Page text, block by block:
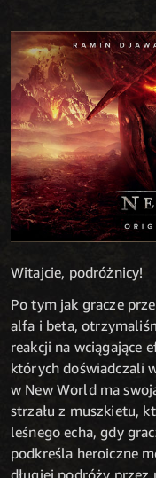
Witajcie, podróżnicy!
Po tym jak gracze
alfa i beta,
reakcji na wciągające
których doświadczali
w New World ma
strzału z muszkietu,
leśnego echa, gdy
podkreśla heroiczne